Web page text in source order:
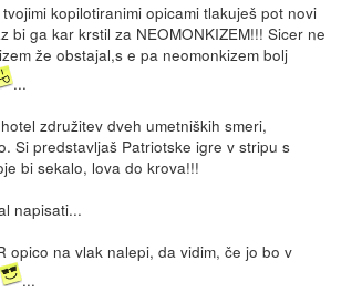
kopilotiranimi opicami tlakuješ pot novi
bi ga kar krstil za NEOMONKIZEM!!! Sicer ne
že obstajal,s e pa neomonkizem bolj
...
združitev dveh umetniških smeri,
Si predstavljaš Patriotske igre v stripu s
bi sekalo, lova do krova!!!
napisati...
opico na vlak nalepi, da vidim, če jo bo v
...